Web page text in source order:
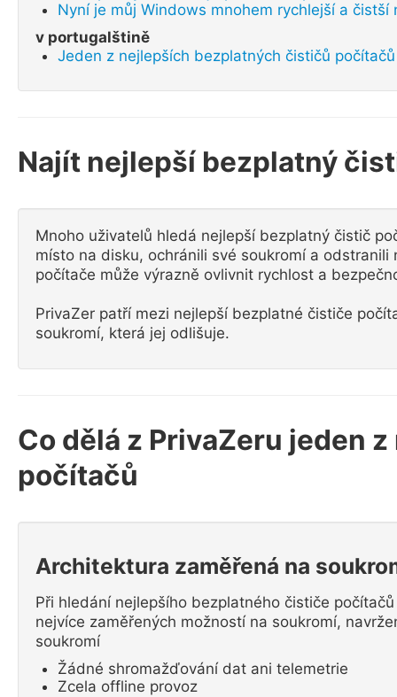
Nyní je můj Windows mnohem rychlejší a čistší
v portugalštině
Jeden z nejlepších bezplatných čističů
Najít nejlepší bezplatný
Mnoho uživatelů hledá nejlepší bezplatný čistič
místo na disku, ochránili své soukromí a
počítače může výrazně ovlivnit rychlost a
PrivaZer patří mezi nejlepší bezplatné čističe
soukromí, která jej odlišuje.
Co dělá z PrivaZeru jeden
počítačů
Architektura zaměřená na
Při hledání nejlepšího bezplatného čističe
nejvíce zaměřených možností na soukromí,
soukromí
Žádné shromažďování dat ani telemetrie
Zcela offline provoz